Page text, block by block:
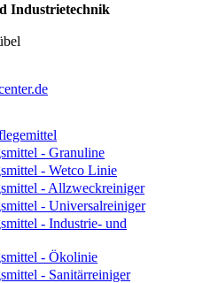
Industrietechnik
- Granuline
- Wetco Linie
- Allzweckreiniger
- Universalreiniger
- Industrie- und
- Ökolinie
- Sanitärreiniger